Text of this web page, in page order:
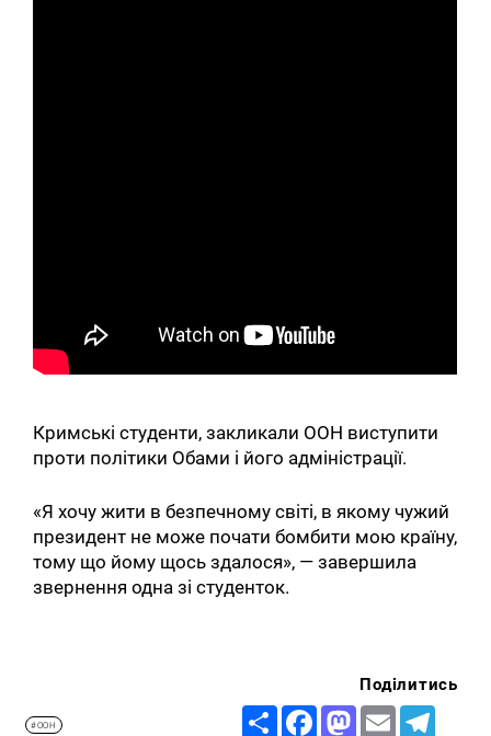
Кримські студенти, закликали ООН виступити
проти політики Обами і його адміністрації.
«Я хочу жити в безпечному світі, в якому чужий
президент не може почати бомбити мою країну,
тому що йому щось здалося», — завершила
звернення одна зі студенток.
#ООН
Поділитись
Share FacebookMastodon
Email